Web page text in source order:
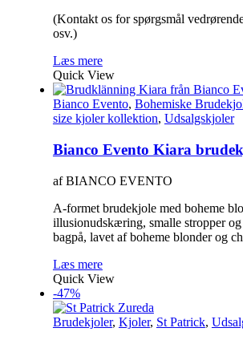
(Kontakt os for spørgsmål
osv.)
Læs mere
Quick View
Bianco Evento, Bohemiske
size kjoler kollektion, Udsalgskjoler
Bianco Evento Kiara
af BIANCO EVENTO
A-formet brudekjole med boheme
illusionudskæring, smalle stropper
bagpå, lavet af boheme blonder og
Læs mere
Quick View
-47%
Brudekjoler, Kjoler, St Patrick,